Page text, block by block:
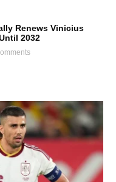
Renews Vinicius
2032